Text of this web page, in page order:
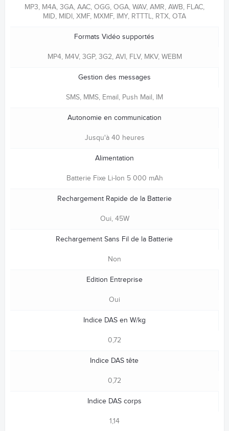
MP3, M4A, 3GA, AAC, OGG, OGA, WAV, AMR, AWB, FLAC,
MID, MIDI, XMF, MXMF, IMY, RTTTL, RTX, OTA
Formats Vidéo supportés
MP4, M4V, 3GP, 3G2, AVI, FLV, MKV, WEBM
Gestion des messages
SMS, MMS, Email, Push Mail, IM
Autonomie en communication
Jusqu'à 40 heures
Alimentation
Batterie Fixe Li-Ion 5 000 mAh
Rechargement Rapide de la Batterie
Oui, 45W
Rechargement Sans Fil de la Batterie
Non
Edition Entreprise
Oui
Indice DAS en W/kg
0,72
Indice DAS tête
0,72
Indice DAS corps
1,14